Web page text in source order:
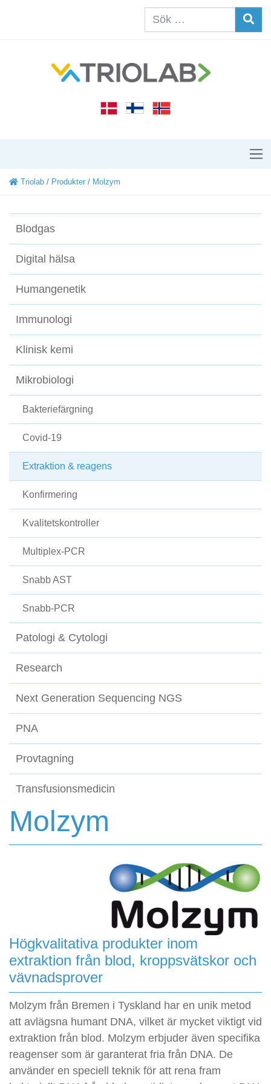
Triolab / Produkter / Molzym
Blodgas
Digital hälsa
Humangenetik
Immunologi
Klinisk kemi
Mikrobiologi
Bakteriefärgning
Covid-19
Extraktion & reagens
Konfirmering
Kvalitetskontroller
Multiplex-PCR
Snabb AST
Snabb-PCR
Patologi & Cytologi
Research
Next Generation Sequencing NGS
PNA
Provtagning
Transfusionsmedicin
Molzym
Högkvalitativa produkter inom
extraktion från blod, kroppsvätskor och
vävnadsprover
Molzym från Bremen i Tyskland har en unik metod
att avlägsna humant DNA, vilket är mycket viktigt vid
extraktion från blod. Molzym erbjuder även specifika
reagenser som är garanterat fria från DNA. De
använder en speciell teknik för att rena fram